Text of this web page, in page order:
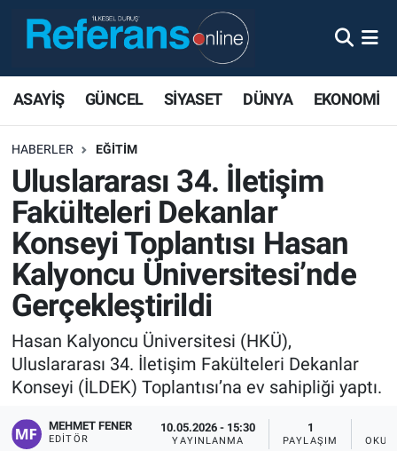
ASAYİŞ GÜNCEL SİYASET DÜNYA EKONOMİ
HABERLER EĞİTİM
Uluslararası 34. İletişim
Fakülteleri Dekanlar
Konseyi Toplantısı Hasan
Kalyoncu Üniversitesi’nde
Gerçekleştirildi
Hasan Kalyoncu Üniversitesi (HKÜ),
Uluslararası 34. İletişim Fakülteleri Dekanlar
Konseyi (İLDEK) Toplantısı’na ev sahipliği yaptı.
MEHMET FENER
EDITÖR
10.05.2026 - 15:30
YAYINLANMA
1
PAYLAŞIM